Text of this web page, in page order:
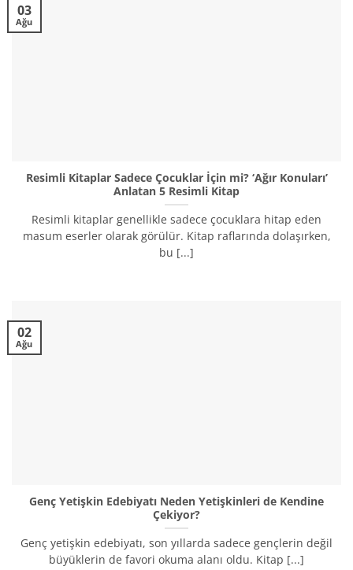
Resimli Kitaplar Sadece Çocuklar İçin mi? ‘Ağır Konuları’
Anlatan 5 Resimli Kitap
Resimli kitaplar genellikle sadece çocuklara hitap eden
masum eserler olarak görülür. Kitap raflarında dolaşırken,
bu [...]
03
Ağu
Genç Yetişkin Edebiyatı Neden Yetişkinleri de Kendine
Çekiyor?
Genç yetişkin edebiyatı, son yıllarda sadece gençlerin değil
büyüklerin de favori okuma alanı oldu. Kitap [...]
02
Ağu